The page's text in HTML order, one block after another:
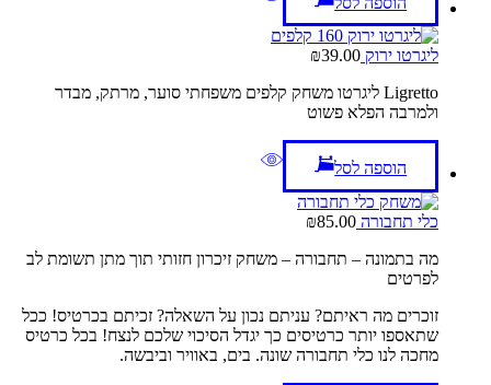
ליגרטו ירוק ₪39.00
Ligretto ליגרטו משחק קלפים משפחתי סוער, מרתק, מבדר
ולמרבה הפלא פשוט
הוספה לסל
כלי תחבורה ₪85.00
מה בתמונה – תחבורה – משחק זיכרון חזותי תוך מתן תשומת לב
לפרטים
זוכרים מה ראיתם? עניתם נכון על השאלה? זכיתם בכרטיס! ככל
שתאספו יותר כרטיסים כך יגדל הסיכוי שלכם לנצח! בכל כרטיס
מחכה לנו כלי תחבורה שונה. בים, באוויר וביבשה.